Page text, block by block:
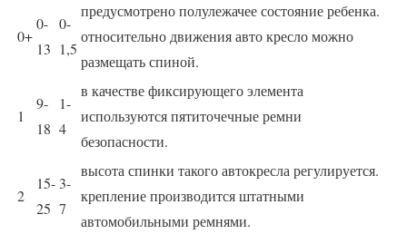
0+
0-
13
0-
1,5
предусмотрено полулежачее состояние ребенка.
относительно движения авто кресло можно
размещать спиной.
1
9-
18
1-
4
в качестве фиксирующего элемента
используются пятиточечные ремни
безопасности.
2
15-
25
3-
7
высота спинки такого автокресла регулируется.
крепление производится штатными
автомобильными ремнями.